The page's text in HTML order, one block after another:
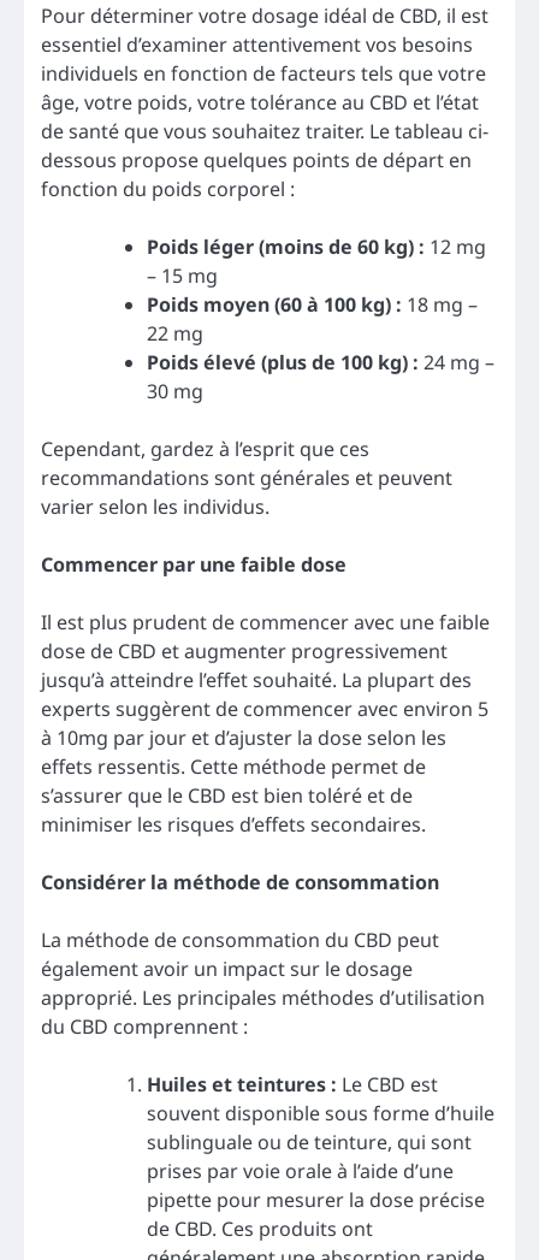
Pour déterminer votre dosage idéal de CBD, il est
essentiel d’examiner attentivement vos besoins
individuels en fonction de facteurs tels que votre
âge, votre poids, votre tolérance au CBD et l’état
de santé que vous souhaitez traiter. Le tableau ci-
dessous propose quelques points de départ en
fonction du poids corporel :
Poids léger (moins de 60 kg) : 12 mg
– 15 mg
Poids moyen (60 à 100 kg) : 18 mg –
22 mg
Poids élevé (plus de 100 kg) : 24 mg –
30 mg
Cependant, gardez à l’esprit que ces
recommandations sont générales et peuvent
varier selon les individus.
Commencer par une faible dose
Il est plus prudent de commencer avec une faible
dose de CBD et augmenter progressivement
jusqu’à atteindre l’effet souhaité. La plupart des
experts suggèrent de commencer avec environ 5
à 10mg par jour et d’ajuster la dose selon les
effets ressentis. Cette méthode permet de
s’assurer que le CBD est bien toléré et de
minimiser les risques d’effets secondaires.
Considérer la méthode de consommation
La méthode de consommation du CBD peut
également avoir un impact sur le dosage
approprié. Les principales méthodes d’utilisation
du CBD comprennent :
Huiles et teintures : Le CBD est
souvent disponible sous forme d’huile
sublinguale ou de teinture, qui sont
prises par voie orale à l’aide d’une
pipette pour mesurer la dose précise
de CBD. Ces produits ont